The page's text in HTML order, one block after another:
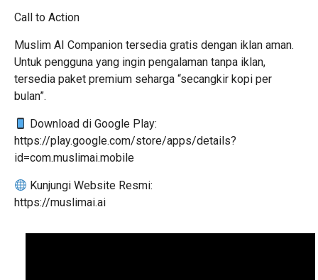
Call to Action
Muslim AI Companion tersedia gratis dengan iklan aman.
Untuk pengguna yang ingin pengalaman tanpa iklan,
tersedia paket premium seharga “secangkir kopi per
bulan”.
Download di Google Play:
https://play.google.com/store/apps/details?
id=com.muslimai.mobile
Kunjungi Website Resmi:
https://muslimai.ai